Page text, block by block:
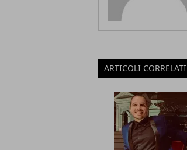
ARTICOLI CORRELATI